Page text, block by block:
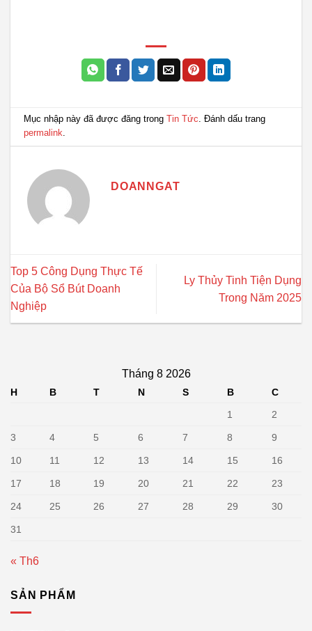
Mục nhập này đã được đăng trongTin Tức. Đánh dấu trang
permalink.
DOANNGAT
Top 5 Công Dụng Thực Tế
Của Bộ Sổ Bút Doanh
Nghiệp
Ly Thủy Tinh Tiện Dụng
Trong Năm 2025
Tháng 8 2026
H B T N S B
C
1
2
3 4 5 6 7 8 9
10 11 12 13 14 15 16
17 18 19 20 21 22 23
24 25 26 27 28 29 30
31
« Th6
SẢN PHẨM